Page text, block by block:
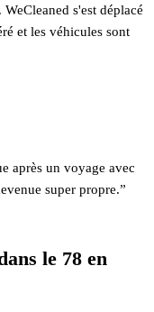
s'est déplacé
et les véhicules sont
après un voyage avec
super propre.”
le 78 en